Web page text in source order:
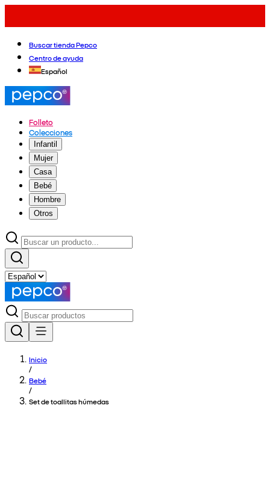
Buscar tienda Pepco
Centro de ayuda
Español
Folleto
Colecciones
Infantil
Mujer
Casa
Bebé
Hombre
Otros
Inicio
/
Bebé
/
Set de toallitas húmedas